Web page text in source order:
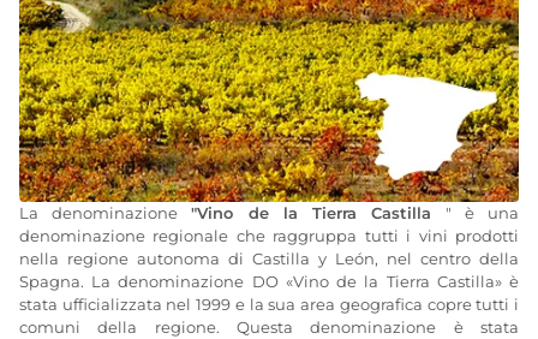
La denominazione"Vino de la Tierra Castilla " è una
denominazione regionale che raggruppa tutti i vini prodotti
nella regione autonoma di Castilla y León, nel centro della
Spagna. La denominazione DO «Vino de la Tierra Castilla» è
stata ufficializzata nel 1999 e la sua area geografica copre tutti i
comuni della regione. Questa denominazione è stata